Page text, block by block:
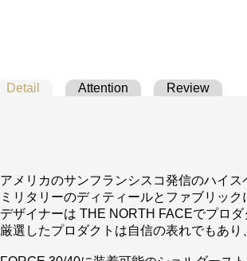
Detail Attention Review
アメリカのサンフランシスコ発信のハイ
ミリタリーのディティールとファブリッ
デザイナーは THE NORTH FACEでプロ
厳選したプロダクトは自信の表れでもあ